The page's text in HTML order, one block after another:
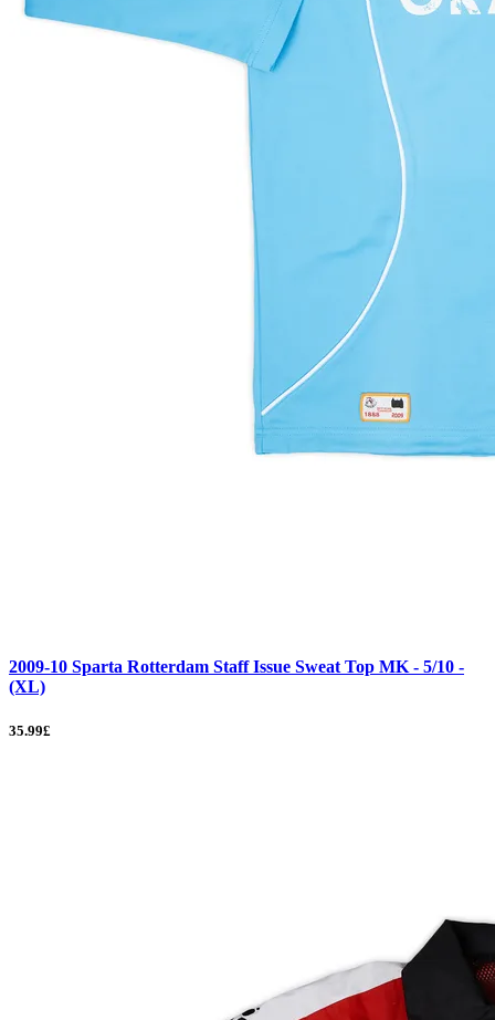
2009-10 Sparta Rotterdam Staff Issue Sweat Top MK - 5/10 -
(XL)
35.99£